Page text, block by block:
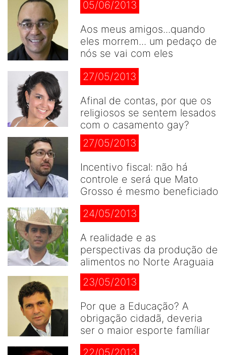
05/06/2013
Aos meus amigos...quando
eles morrem... um pedaço de
nós se vai com eles
27/05/2013
Afinal de contas, por que os
religiosos se sentem lesados
com o casamento gay?
27/05/2013
Incentivo fiscal: não há
controle e será que Mato
Grosso é mesmo beneficiado
24/05/2013
A realidade e as
perspectivas da produção de
alimentos no Norte Araguaia
23/05/2013
Por que a Educação? A
obrigação cidadã, deveria
ser o maior esporte famíliar